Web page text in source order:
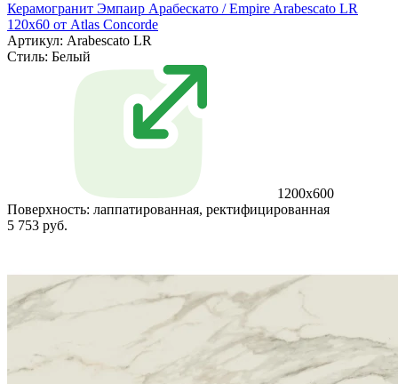
Керамогранит Эмпаир Арабескато / Empire Arabescato LR
120x60 от Atlas Concorde
Артикул: Arabescato LR
Стиль: Белый
1200x600
Поверхность: лаппатированная, ректифицированная
5 753 руб.